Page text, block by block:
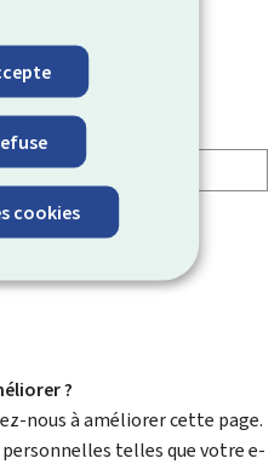
cookies
?
? *
?
nous à améliorer cette page.
telles que votre e-